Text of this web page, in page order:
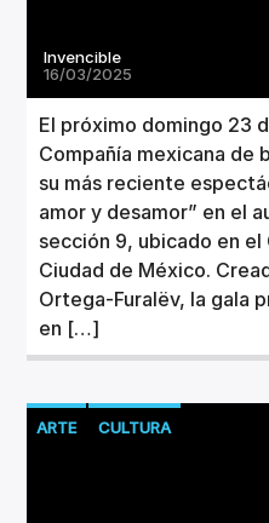
Invencible Radio
Invencible
16/03/2025
El próximo domingo 23
Compañía mexicana de
su más reciente
amor y desamor” en el
sección 9, ubicado en
Ciudad de México.
Ortega-Furalëv, la gala
en […]
ARTE CULTURA